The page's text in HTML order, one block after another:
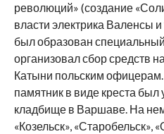
революций» (создание
власти электрика Валенсы и
был образован
организовал сбор средств
Катыни польским офицерам.
памятник в виде креста
кладбище в Варшаве. На
«Козельск», «Старобельск»,